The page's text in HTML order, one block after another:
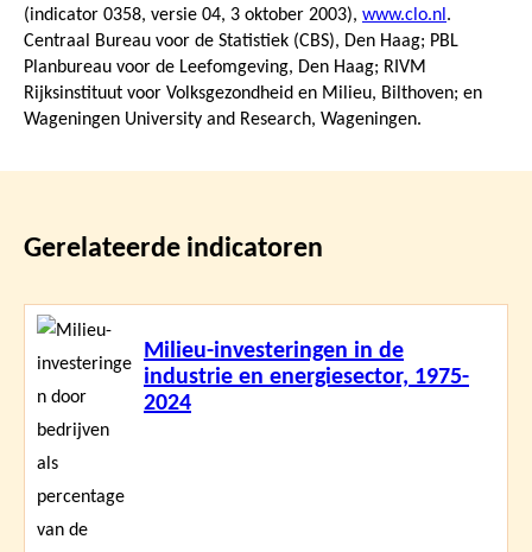
(indicator 0358, versie 04, 3 oktober 2003), www.clo.nl .
Centraal Bureau voor de Statistiek (CBS), Den Haag; PBL
Planbureau voor de Leefomgeving, Den Haag; RIVM
Rijksinstituut voor Volksgezondheid en Milieu, Bilthoven; en
Wageningen University and Research, Wageningen.
Gerelateerde indicatoren
Milieu-investeringen in de
industrie en energiesector, 1975-
2024
Lees
meer